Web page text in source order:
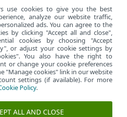
weergeven
use cookies to give you the best
analyze our website traffic,
ads. You can agree to the
by clicking "Accept all and close",
cookies by choosing "Accept
or adjust your cookie settings by
You also have the right to
or change your cookie preferences
"Manage cookies" link in our website
settings (if available). For more
Policy.
ALL AND CLOSE